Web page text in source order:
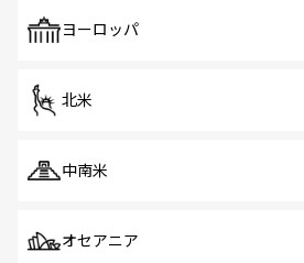
で、ホーカーズは地元の風情を
ヨーロッパ
北米
中南米
オセアニア